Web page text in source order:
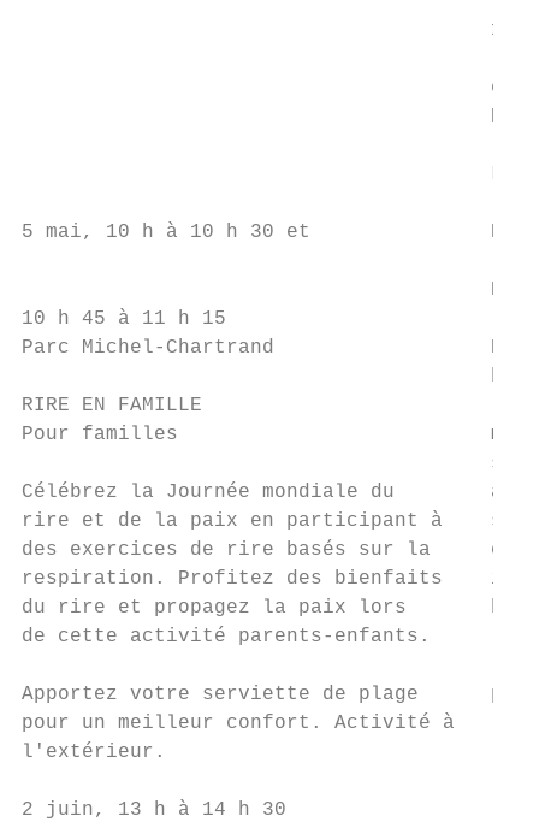
17
et
5 mai, 10 h à 10 h 30 et               ET
10 h 45 à 11 h 15
Parc Michel-Chartrand                  Du
RIRE EN FAMILLE
Pour familles                          mante
Célébrez la Journée mondiale du
rire et de la paix en participant à
des exercices de rire basés sur la
respiration. Profitez des bienfaits
du rire et propagez la paix lors
de cette activité parents-enfants.
Apportez votre serviette de plage
pour un meilleur confort. Activité à
l'extérieur.
2 juin, 13 h à 14 h 30